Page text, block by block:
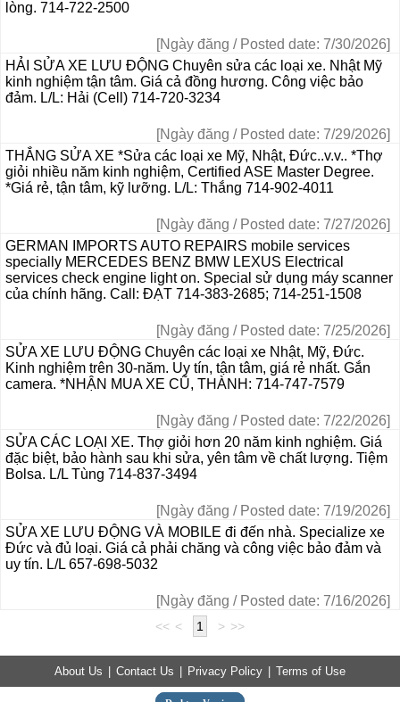
lòng. 714-722-2500
[Ngày đăng / Posted date: 7/30/2026]
HẢI SỬA XE LƯU ĐỘNG Chuyên sửa các loại xe. Nhật Mỹ
kinh nghiệm tận tâm. Giá cả đồng hương. Công việc bảo
đảm. L/L: Hải (Cell) 714-720-3234
[Ngày đăng / Posted date: 7/29/2026]
THẮNG SỬA XE *Sửa các loại xe Mỹ, Nhật, Đức..v.v.. *Thợ
giỏi nhiều năm kinh nghiệm, Certified ASE Master Degree.
*Giá rẻ, tận tâm, kỹ lưỡng. L/L: Thắng 714-902-4011
[Ngày đăng / Posted date: 7/27/2026]
GERMAN IMPORTS AUTO REPAIRS mobile services
specially MERCEDES BENZ BMW LEXUS Electrical
services check engine light on. Special sử dụng máy scanner
của chính hãng. Call: ĐẠT 714-383-2685; 714-251-1508
[Ngày đăng / Posted date: 7/25/2026]
SỬA XE LƯU ĐỘNG Chuyên các loại xe Nhật, Mỹ, Đức.
Kinh nghiệm trên 30-năm. Uy tín, tận tâm, giá rẻ nhất. Gắn
camera. *NHẬN MUA XE CŨ, THÀNH: 714-747-7579
[Ngày đăng / Posted date: 7/22/2026]
SỬA CÁC LOẠI XE. Thợ giỏi hơn 20 năm kinh nghiệm. Giá
đặc biệt, bảo hành sau khi sửa, yên tâm về chất lượng. Tiệm
Bolsa. L/L Tùng 714-837-3494
[Ngày đăng / Posted date: 7/19/2026]
SỬA XE LƯU ĐỘNG VÀ MOBILE đi đến nhà. Specialize xe
Đức và đủ loại. Giá cả phải chăng và công việc bảo đảm và
uy tín. L/L 657-698-5032
[Ngày đăng / Posted date: 7/16/2026]
<< < 1 > >>
About Us Contact Us Privacy Policy Terms of Use